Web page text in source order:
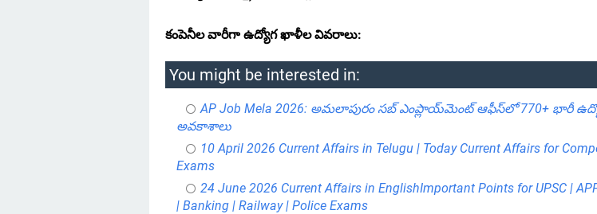
కంపెనీల వారీగా ఉద్యోగ ఖాళీల వివరాలు:
You might be interested in:
AP Job Mela 2026: అమలాపురం సబ్ ఎంప్లాయ్‌మెంట్ ఆఫీస్‌లో 770+ భారీ
అవకాశాలు
10 April 2026 Current Affairs in Telugu | Today Current Affairs for
Exams
24 June 2026 Current Affairs in EnglishImportant Points for UPSC |
| Banking | Railway | Police Exams